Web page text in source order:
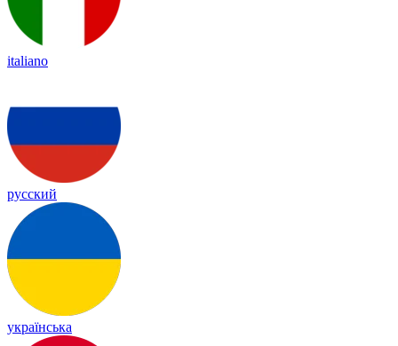
italiano
русский
українська